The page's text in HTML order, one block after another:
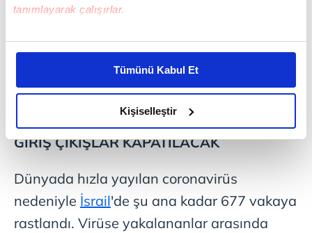
tanımlayarak çalışırlar.
Bu çerezlere izin vermeniz halinde sizlere özel
daha iyi reklam deneyimi yaşatabiliriz. Bunu yaparken
amacımızın size daha iyi bir reklam deneyimi sunmak
olduğunu ve sizlere en iyi içerikleri sunabilmek adına
elimizden gelen çabayı gösterdiğimizi ve bu noktada,
reklamların maliyetlerimizi karşılamak noktasında tek gelir
Her halükârda, kullanıcılar, bu çerezlere izin vermedikleri
takdirde, kullanıcılara hedefli reklamlar
gösterilmeyecektir."
Tümünü Kabul Et
Kişiselleştir
GİRİŞ ÇIKIŞLAR KAPATILACAK
Dünyada hızla yayılan coronavirüs
nedeniyle İsrail'de şu ana kadar 677 vakaya
rastlandı. Virüse yakalananlar arasında